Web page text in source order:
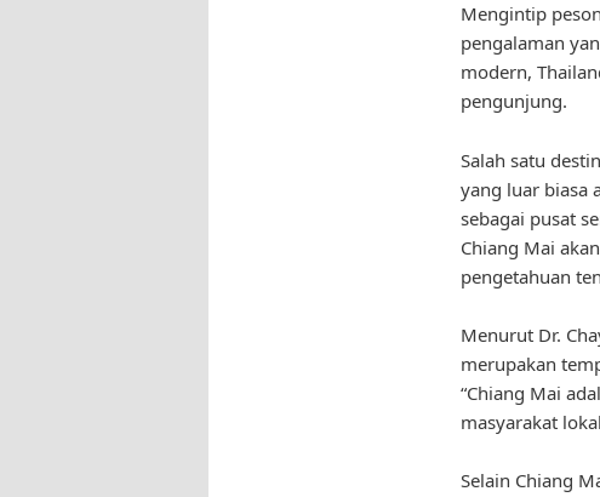
Mengintip
pengalaman
modern,
pengunjung.
Salah satu
yang luar biasa
sebagai pusat
Chiang Mai
pengetahuan
Menurut Dr.
merupakan
“Chiang Mai
masyarakat
Selain Chiang